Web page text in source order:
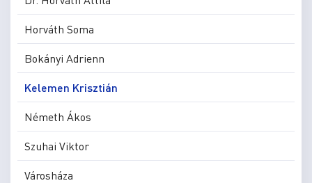
Horváth Soma
Bokányi Adrienn
Kelemen Krisztián
Németh Ákos
Szuhai Viktor
Városháza